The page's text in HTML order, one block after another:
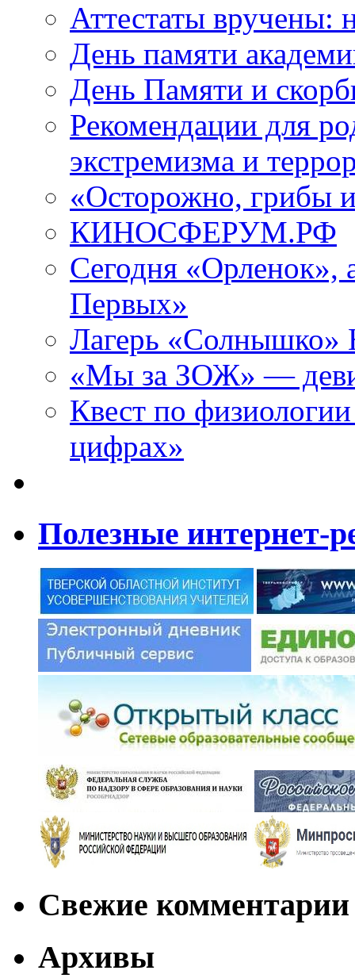
Аттестаты вручены:
День памяти
День Памяти и
Рекомендации для
экстремизма и
«Осторожно, грибы
КИНОСФЕРУМ.РФ
Сегодня «Орленок»,
Первых»
Лагерь «Солнышко»
«Мы за ЗОЖ» —
Квест по
цифрах»
Полезные интернет-
Свежие комментарии
Архивы